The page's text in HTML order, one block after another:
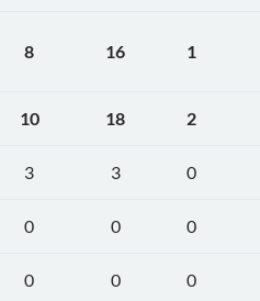
8 16 1
10 18
2
3 3
0
0 0
0
0 0 0